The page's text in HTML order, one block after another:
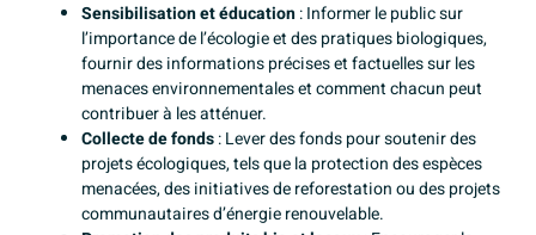
Sensibilisation et éducation: Informer le public sur
l’importance de l’écologie et des pratiques biologiques,
fournir des informations précises et factuelles sur les
menaces environnementales et comment chacun peut
contribuer à les atténuer.
Collecte de fonds: Lever des fonds pour soutenir des
projets écologiques, tels que la protection des espèces
menacées, des initiatives de reforestation ou des projets
communautaires d’énergie renouvelable.